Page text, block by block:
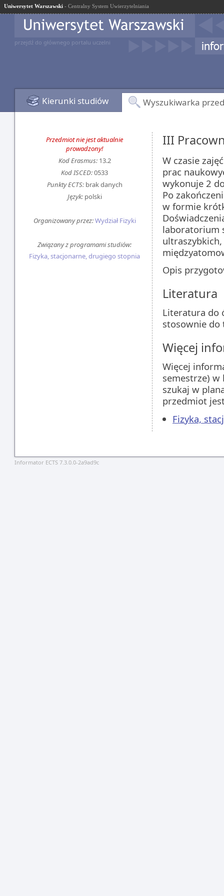
Uniwersytet Warszawski - Centralny System Uwierzytelniania
przejdź do głównego portalu uczelni
Kierunki studiów Wyszukiwarka
Przedmiot nie jest aktualnie
prowadzony!
Kod Erasmus:13.2
Kod ISCED:0533
Punkty ECTS:brak danych
Język:polski
Organizowany przez:Wydział Fizyki
Związany z programami studiów:
Fizyka, stacjonarne, drugiego stopnia
III
W czasie
prac
wykonuje 2
Po
w formie
laboratorium
Opis
Literatura
Literatura do
stosownie do
Więcej
Więcej
semestrze)
szukaj w
przedmiot
Fizyka,
Informator ECTS 7.3.0.0-2a9ad9c